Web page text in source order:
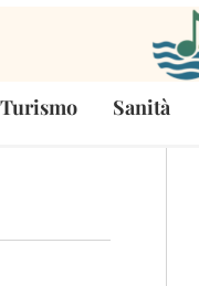
Turismo Sanità